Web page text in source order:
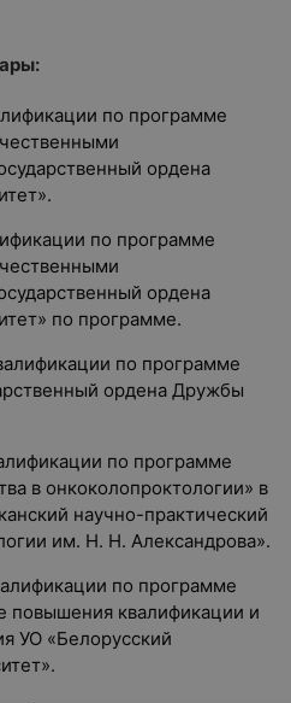
по программе
ордена
по программе
ордена
по программе.
по программе
ордена Дружбы
по программе
в онкоколопроктологии» в
научно-практический
им. Н. Н. Александрова».
по программе
повышения квалификации и
УО «Белорусский